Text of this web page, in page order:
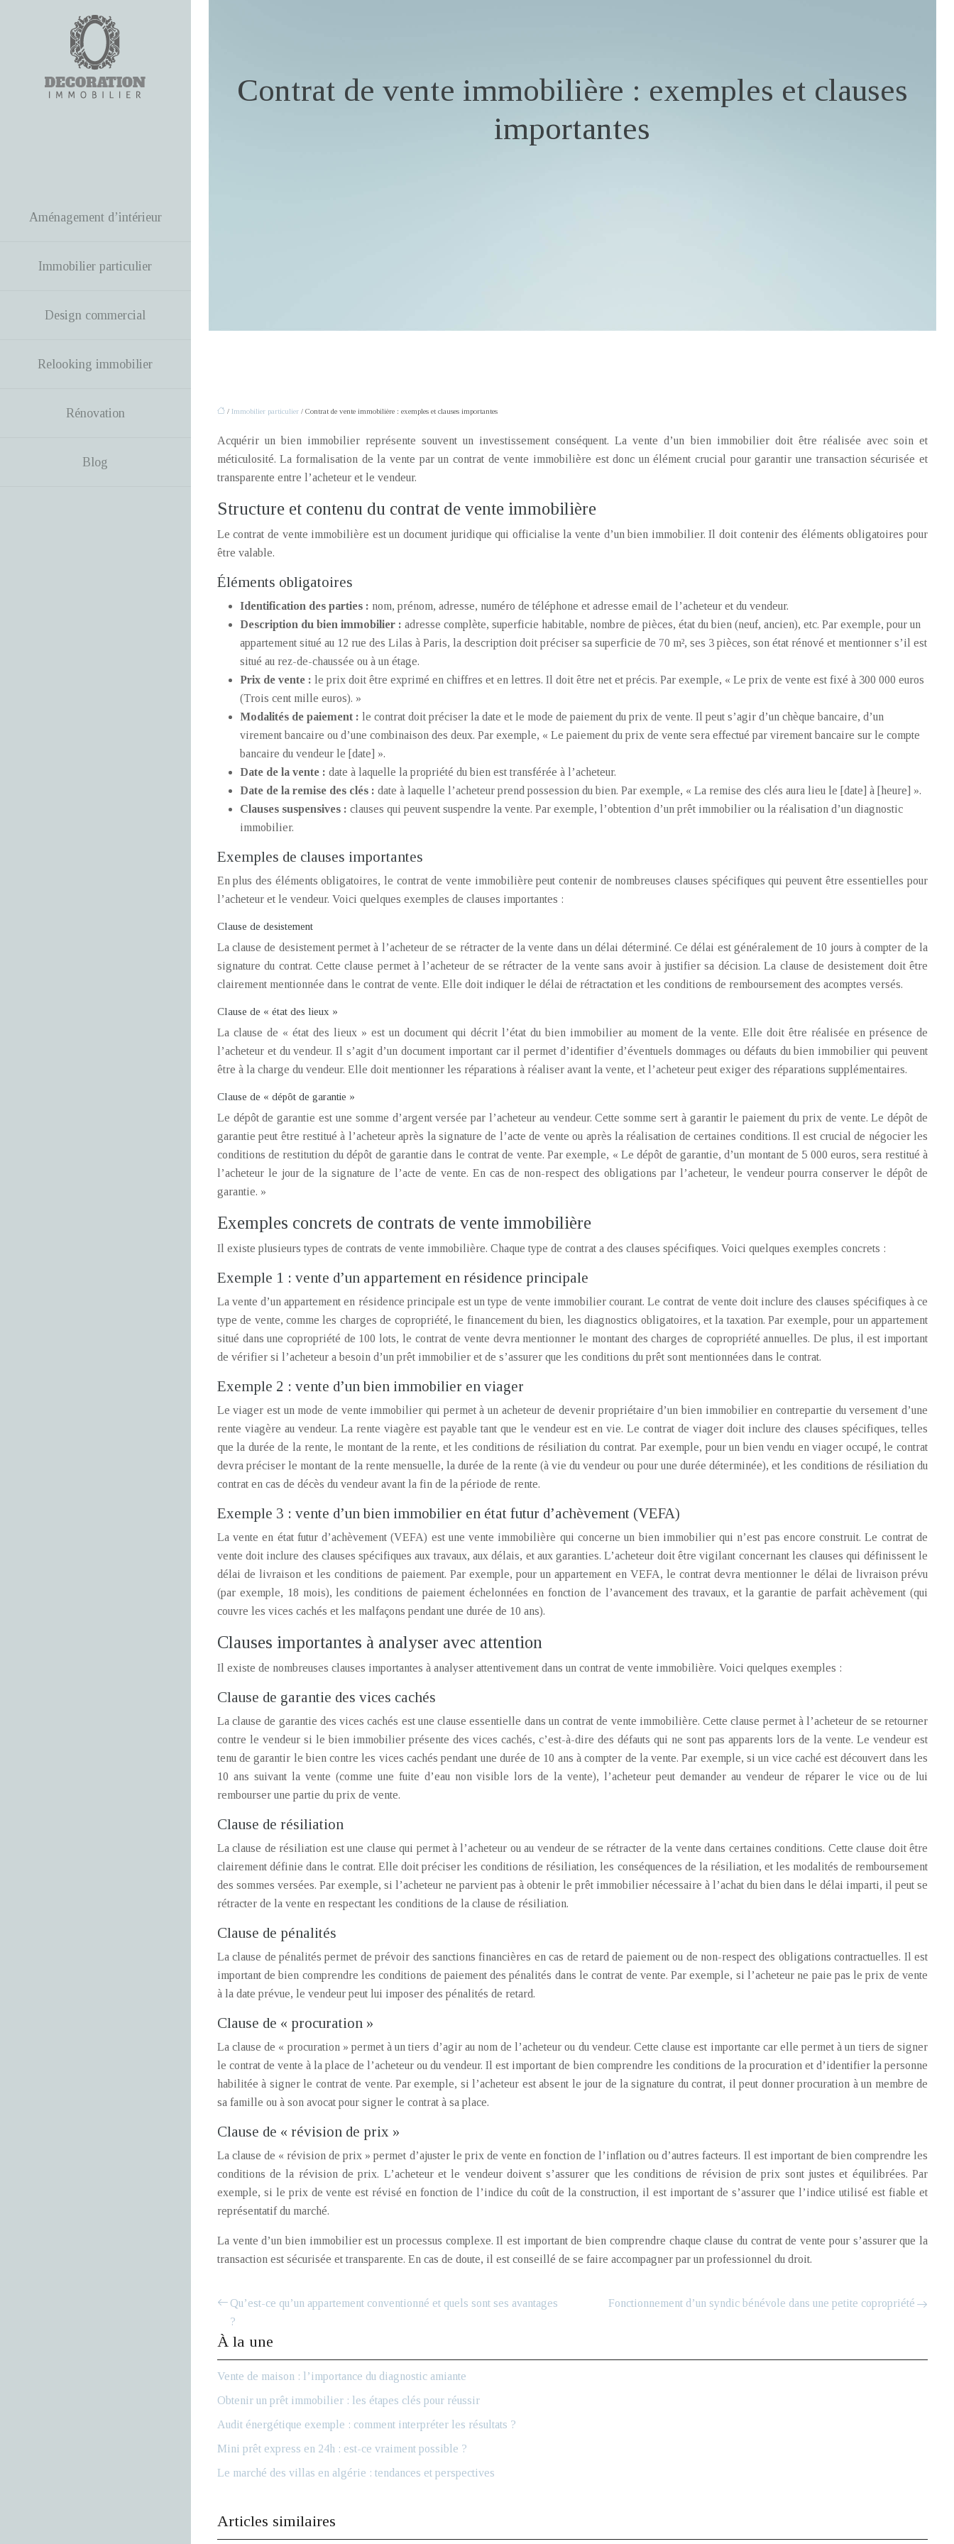
Aménagement d’intérieur
Immobilier particulier
Design commercial
Relooking immobilier
Rénovation
Blog
Contrat de vente immobilière : exemples et clauses
importantes
/ Immobilier particulier/ Contrat de vente immobilière : exemples et clauses importantes
Acquérir un bien immobilier représente souvent un investissement conséquent. La vente d’un bien immobilier doit être réalisée avec soin et
méticulosité. La formalisation de la vente par un contrat de vente immobilière est donc un élément crucial pour garantir une transaction sécurisée et
transparente entre l’acheteur et le vendeur.
Structure et contenu du contrat de vente immobilière
Le contrat de vente immobilière est un document juridique qui officialise la vente d’un bien immobilier. Il doit contenir des éléments obligatoires pour
être valable.
Éléments obligatoires
Identification des parties : nom, prénom, adresse, numéro de téléphone et adresse email de l’acheteur et du vendeur.
Description du bien immobilier : adresse complète, superficie habitable, nombre de pièces, état du bien (neuf, ancien), etc. Par exemple, pour un
appartement situé au 12 rue des Lilas à Paris, la description doit préciser sa superficie de 70 m², ses 3 pièces, son état rénové et mentionner s’il est
situé au rez-de-chaussée ou à un étage.
Prix de vente : le prix doit être exprimé en chiffres et en lettres. Il doit être net et précis. Par exemple, « Le prix de vente est fixé à 300 000 euros
(Trois cent mille euros). »
Modalités de paiement : le contrat doit préciser la date et le mode de paiement du prix de vente. Il peut s’agir d’un chèque bancaire, d’un
virement bancaire ou d’une combinaison des deux. Par exemple, « Le paiement du prix de vente sera effectué par virement bancaire sur le compte
bancaire du vendeur le [date] ».
Date de la vente : date à laquelle la propriété du bien est transférée à l’acheteur.
Date de la remise des clés : date à laquelle l’acheteur prend possession du bien. Par exemple, « La remise des clés aura lieu le [date] à [heure] ».
Clauses suspensives : clauses qui peuvent suspendre la vente. Par exemple, l’obtention d’un prêt immobilier ou la réalisation d’un diagnostic
immobilier.
Exemples de clauses importantes
En plus des éléments obligatoires, le contrat de vente immobilière peut contenir de nombreuses clauses spécifiques qui peuvent être essentielles pour
l’acheteur et le vendeur. Voici quelques exemples de clauses importantes :
Clause de desistement
La clause de desistement permet à l’acheteur de se rétracter de la vente dans un délai déterminé. Ce délai est généralement de 10 jours à compter de la
signature du contrat. Cette clause permet à l’acheteur de se rétracter de la vente sans avoir à justifier sa décision. La clause de desistement doit être
clairement mentionnée dans le contrat de vente. Elle doit indiquer le délai de rétractation et les conditions de remboursement des acomptes versés.
Clause de « état des lieux »
La clause de « état des lieux » est un document qui décrit l’état du bien immobilier au moment de la vente. Elle doit être réalisée en présence de
l’acheteur et du vendeur. Il s’agit d’un document important car il permet d’identifier d’éventuels dommages ou défauts du bien immobilier qui peuvent
être à la charge du vendeur. Elle doit mentionner les réparations à réaliser avant la vente, et l’acheteur peut exiger des réparations supplémentaires.
Clause de « dépôt de garantie »
Le dépôt de garantie est une somme d’argent versée par l’acheteur au vendeur. Cette somme sert à garantir le paiement du prix de vente. Le dépôt de
garantie peut être restitué à l’acheteur après la signature de l’acte de vente ou après la réalisation de certaines conditions. Il est crucial de négocier les
conditions de restitution du dépôt de garantie dans le contrat de vente. Par exemple, « Le dépôt de garantie, d’un montant de 5 000 euros, sera restitué à
l’acheteur le jour de la signature de l’acte de vente. En cas de non-respect des obligations par l’acheteur, le vendeur pourra conserver le dépôt de
garantie. »
Exemples concrets de contrats de vente immobilière
Il existe plusieurs types de contrats de vente immobilière. Chaque type de contrat a des clauses spécifiques. Voici quelques exemples concrets :
Exemple 1 : vente d’un appartement en résidence principale
La vente d’un appartement en résidence principale est un type de vente immobilier courant. Le contrat de vente doit inclure des clauses spécifiques à ce
type de vente, comme les charges de copropriété, le financement du bien, les diagnostics obligatoires, et la taxation. Par exemple, pour un appartement
situé dans une copropriété de 100 lots, le contrat de vente devra mentionner le montant des charges de copropriété annuelles. De plus, il est important
de vérifier si l’acheteur a besoin d’un prêt immobilier et de s’assurer que les conditions du prêt sont mentionnées dans le contrat.
Exemple 2 : vente d’un bien immobilier en viager
Le viager est un mode de vente immobilier qui permet à un acheteur de devenir propriétaire d’un bien immobilier en contrepartie du versement d’une
rente viagère au vendeur. La rente viagère est payable tant que le vendeur est en vie. Le contrat de viager doit inclure des clauses spécifiques, telles
que la durée de la rente, le montant de la rente, et les conditions de résiliation du contrat. Par exemple, pour un bien vendu en viager occupé, le contrat
devra préciser le montant de la rente mensuelle, la durée de la rente (à vie du vendeur ou pour une durée déterminée), et les conditions de résiliation du
contrat en cas de décès du vendeur avant la fin de la période de rente.
Exemple 3 : vente d’un bien immobilier en état futur d’achèvement (VEFA)
La vente en état futur d’achèvement (VEFA) est une vente immobilière qui concerne un bien immobilier qui n’est pas encore construit. Le contrat de
vente doit inclure des clauses spécifiques aux travaux, aux délais, et aux garanties. L’acheteur doit être vigilant concernant les clauses qui définissent le
délai de livraison et les conditions de paiement. Par exemple, pour un appartement en VEFA, le contrat devra mentionner le délai de livraison prévu
(par exemple, 18 mois), les conditions de paiement échelonnées en fonction de l’avancement des travaux, et la garantie de parfait achèvement (qui
couvre les vices cachés et les malfaçons pendant une durée de 10 ans).
Clauses importantes à analyser avec attention
Il existe de nombreuses clauses importantes à analyser attentivement dans un contrat de vente immobilière. Voici quelques exemples :
Clause de garantie des vices cachés
La clause de garantie des vices cachés est une clause essentielle dans un contrat de vente immobilière. Cette clause permet à l’acheteur de se retourner
contre le vendeur si le bien immobilier présente des vices cachés, c’est-à-dire des défauts qui ne sont pas apparents lors de la vente. Le vendeur est
tenu de garantir le bien contre les vices cachés pendant une durée de 10 ans à compter de la vente. Par exemple, si un vice caché est découvert dans les
10 ans suivant la vente (comme une fuite d’eau non visible lors de la vente), l’acheteur peut demander au vendeur de réparer le vice ou de lui
rembourser une partie du prix de vente.
Clause de résiliation
La clause de résiliation est une clause qui permet à l’acheteur ou au vendeur de se rétracter de la vente dans certaines conditions. Cette clause doit être
clairement définie dans le contrat. Elle doit préciser les conditions de résiliation, les conséquences de la résiliation, et les modalités de remboursement
des sommes versées. Par exemple, si l’acheteur ne parvient pas à obtenir le prêt immobilier nécessaire à l’achat du bien dans le délai imparti, il peut se
rétracter de la vente en respectant les conditions de la clause de résiliation.
Clause de pénalités
La clause de pénalités permet de prévoir des sanctions financières en cas de retard de paiement ou de non-respect des obligations contractuelles. Il est
important de bien comprendre les conditions de paiement des pénalités dans le contrat de vente. Par exemple, si l’acheteur ne paie pas le prix de vente
à la date prévue, le vendeur peut lui imposer des pénalités de retard.
Clause de « procuration »
La clause de « procuration » permet à un tiers d’agir au nom de l’acheteur ou du vendeur. Cette clause est importante car elle permet à un tiers de signer
le contrat de vente à la place de l’acheteur ou du vendeur. Il est important de bien comprendre les conditions de la procuration et d’identifier la personne
habilitée à signer le contrat de vente. Par exemple, si l’acheteur est absent le jour de la signature du contrat, il peut donner procuration à un membre de
sa famille ou à son avocat pour signer le contrat à sa place.
Clause de « révision de prix »
La clause de « révision de prix » permet d’ajuster le prix de vente en fonction de l’inflation ou d’autres facteurs. Il est important de bien comprendre les
conditions de la révision de prix. L’acheteur et le vendeur doivent s’assurer que les conditions de révision de prix sont justes et équilibrées. Par
exemple, si le prix de vente est révisé en fonction de l’indice du coût de la construction, il est important de s’assurer que l’indice utilisé est fiable et
représentatif du marché.
La vente d’un bien immobilier est un processus complexe. Il est important de bien comprendre chaque clause du contrat de vente pour s’assurer que la
transaction est sécurisée et transparente. En cas de doute, il est conseillé de se faire accompagner par un professionnel du droit.
Qu’est-ce qu’un appartement conventionné et quels sont ses avantages
?
Fonctionnement d’un syndic bénévole dans une petite copropriété
À la une
Vente de maison : l’importance du diagnostic amiante
Obtenir un prêt immobilier : les étapes clés pour réussir
Audit énergétique exemple : comment interpréter les résultats ?
Mini prêt express en 24h : est-ce vraiment possible ?
Le marché des villas en algérie : tendances et perspectives
Articles similaires